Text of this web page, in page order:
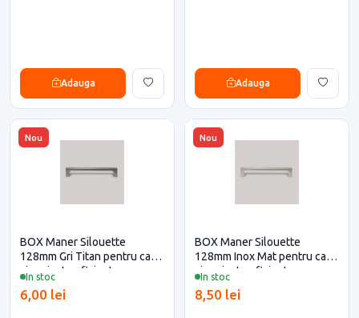
Adauga Adauga
Nou
In stoc
BOX Maner Silouette
128mm Gri Titan pentru casa
si proiecte eficiente
6,00 lei
Nou
In stoc
BOX Maner Silouette
128mm Inox Mat pentru casa
si proiecte eficiente
8,50 lei